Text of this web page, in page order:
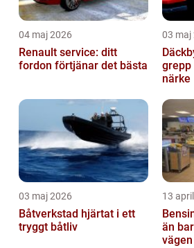
04 maj 2026
Renault service: ditt
fordon förtjänar det bästa
03 maj
grepp
närke
03 maj 2026
Båtverkstad hjärtat i ett
tryggt båtliv
13
än
vägen